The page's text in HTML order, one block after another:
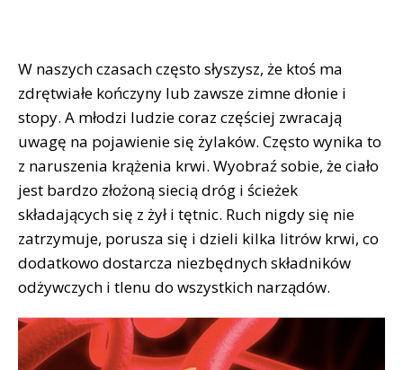
W naszych czasach często słyszysz, że ktoś ma
zdrętwiałe kończyny lub zawsze zimne dłonie i
stopy. A młodzi ludzie coraz częściej zwracają
uwagę na pojawienie się żylaków. Często wynika to
z naruszenia krążenia krwi. Wyobraź sobie, że ciało
jest bardzo złożoną siecią dróg i ścieżek
składających się z żył i tętnic. Ruch nigdy się nie
zatrzymuje, porusza się i dzieli kilka litrów krwi, co
dodatkowo dostarcza niezbędnych składników
odżywczych i tlenu do wszystkich narządów.